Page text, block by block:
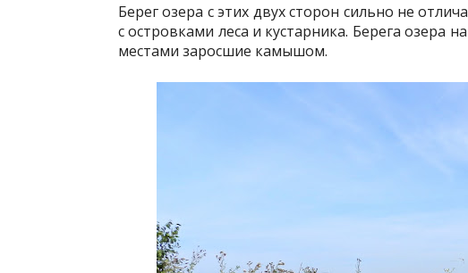
Берег озера с этих двух сторон сильно не
с островками леса и кустарника. Берега озера
местами заросшие камышом.